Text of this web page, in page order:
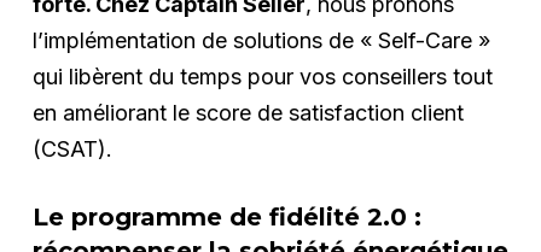
l’implémentation de solutions de « Self-Care »
qui libèrent du temps pour vos conseillers tout
en améliorant le score de satisfaction client
(CSAT).
Le programme de fidélité 2.0 :